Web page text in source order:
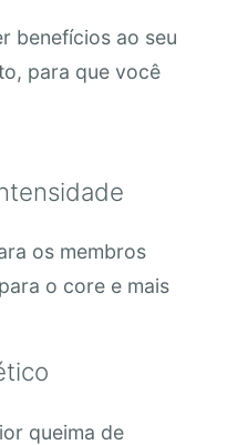
benefícios ao seu
para que você
os membros
o core e mais
queima de